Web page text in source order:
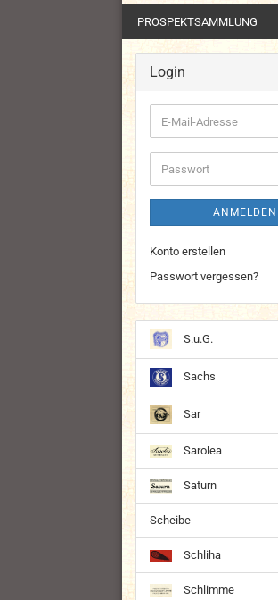
PROSPEKTSAMMLUNG
Login
E-
Mail-
Adresse
Passwort
ANMELDEN
Konto erstellen
Passwort vergessen?
S.u.G.
Sachs
Sar
Sarolea
Saturn
Scheibe
Schliha
Schlimme